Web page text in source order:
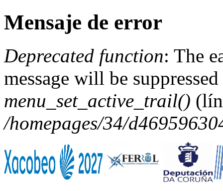
Mensaje de error
Deprecated function: The
message will be
menu_set_active_trail()
/homepages/34/